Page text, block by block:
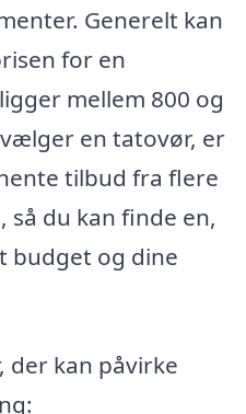
Generelt kan
for en
mellem 800 og
en tatovør, er
tilbud fra flere
du kan finde en,
budget og dine
der kan påvirke